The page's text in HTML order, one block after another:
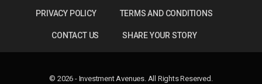
PRIVACY POLICY TERMS AND CONDITIONS
CONTACT US SHARE YOUR STORY
© 2026 - Investment Avenues. All Rights Reserved.